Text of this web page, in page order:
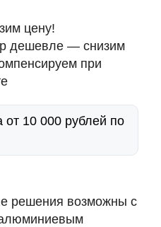
цену!
дешевле — снизим
при
от 10 000 рублей по
решения возможны с